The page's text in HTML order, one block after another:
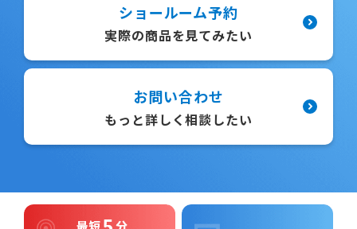
ショールーム予約
実際の商品を見てみたい
お問い合わせ
もっと詳しく相談したい